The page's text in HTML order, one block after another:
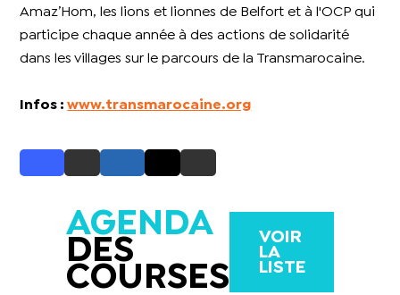
Amaz’Hom, les lions et lionnes de Belfort et à l'OCP qui
participe chaque année à des actions de solidarité
dans les villages sur le parcours de la Transmarocaine.
Infos :www.transmarocaine.org
AGENDA
DES
COURSES
VOIR
LA
LISTE